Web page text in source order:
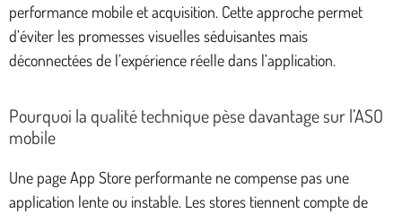
performance mobile et acquisition. Cette approche permet
d’éviter les promesses visuelles séduisantes mais
déconnectées de l’expérience réelle dans l’application.
Pourquoi la qualité technique pèse davantage sur l’ASO
mobile
Une page App Store performante ne compense pas une
application lente ou instable. Les stores tiennent compte de